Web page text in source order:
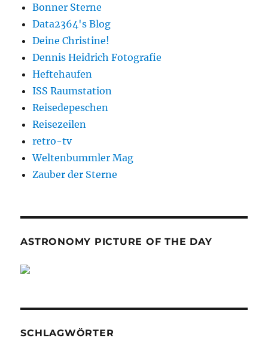
Bonner Sterne
Data2364's Blog
Deine Christine!
Dennis Heidrich Fotografie
Heftehaufen
ISS Raumstation
Reisedepeschen
Reisezeilen
retro-tv
Weltenbummler Mag
Zauber der Sterne
ASTRONOMY PICTURE OF THE DAY
SCHLAGWÖRTER